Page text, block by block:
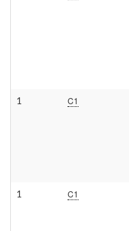
1 C1
1 C1